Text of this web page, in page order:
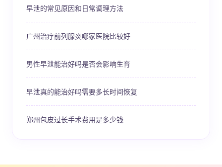
早泄的常见原因和日常调理方法
广州治疗前列腺炎哪家医院比较好
男性早泄能治好吗是否会影响生育
早泄真的能治好吗需要多长时间恢复
郑州包皮过长手术费用是多少钱